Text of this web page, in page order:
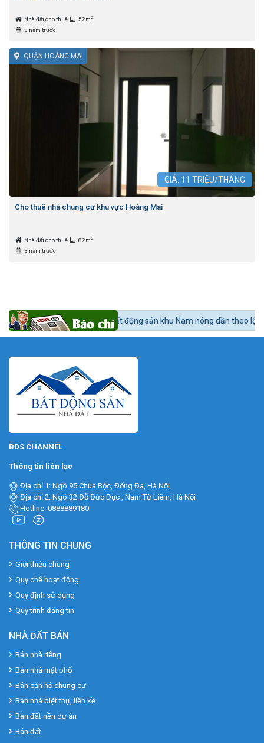
Nhà đất cho thuê 52m 2
3 năm trước
QUẬN HOÀNG MAI
GIÁ: 11 TRIỆU/THÁNG
Cho thuê nhà chung cư khu vực Hoàng Mai
Nhà đất cho thuê 82m 2
3 năm trước
24h BĐS:Bất động sản khu Nam nóng dần theo lộ trình lên quận Nhà
BĐS CHANNEL
Thông tin liên lạc
Địa chỉ 1: Ngõ 95 Chùa Bộc, Đống Đa, Hà Nội.
Địa chỉ 2: Ngõ 32 Đỗ Đức Dục , Nam Từ Liêm, Hà Nội
Hotline: 0888889180
THÔNG TIN CHUNG
Giới thiệu chung
Quy chế hoạt động
Quy định sử dụng
Quy trình đăng tin
NHÀ ĐẤT BÁN
Bán nhà riêng
Bán nhà mặt phố
Bán căn hộ chung cư
Bán nhà biệt thự, liền kề
Bán đất nền dự án
Bán đất